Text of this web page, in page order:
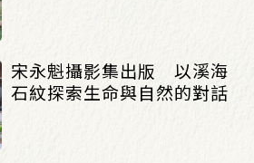
宋永魁攝影集出版 以溪海
石紋探索生命與自然的對話